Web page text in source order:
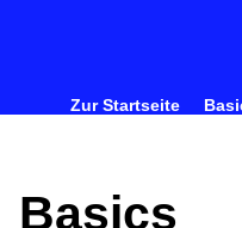
Zur Startseite
Basics